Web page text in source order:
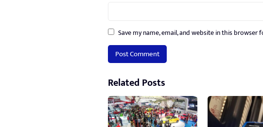
Save my name, email, and website in this
Related Posts